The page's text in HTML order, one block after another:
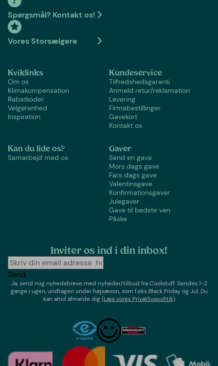
Spørgsmål? Kontakt os!
Vores Storsælgere
Kviklinks
Om os
Klimakompensation
Rabatkoder
Velgørenhed
Inspiration
Kundeservice
Tilfredshedsgaranti
Anmeld retur/reklamation
Levering
Firmabestillinger
Gavekort
Kontakt os
Kan du lide os?
Samarbejd med os
Gaver
Send en gave
Mors dags gave
Fars dags gave
Valentinsgave
Konfirmationsgaver
Julegaver
Gave til bedste ven
Påske
Inviter os ind i din inbox!
Send
Ja, send mig nyhedsbreve med nyheder/tilbud fraCoolstuff. Sendes 1-2
gange i ugen,undtagen under højsæson, som f.eks Black Friday og Jul. Du
kan altid afmelde dig(Læs vores Privatlivspolitik)